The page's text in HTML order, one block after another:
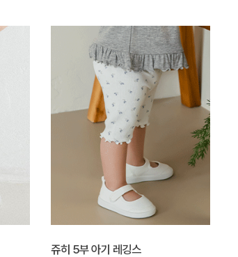
쥬히 5부 아기 레깅스